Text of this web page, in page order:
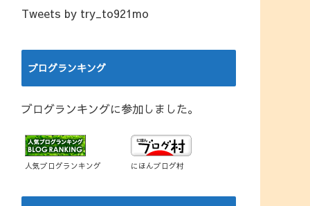
Tweets by try_to921mo
ブログランキング
ブログランキングに参加しました。
人気ブログランキング にほんブログ村